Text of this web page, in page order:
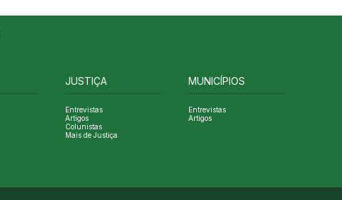
JUSTIÇA
Entrevistas
Artigos
Colunistas
Mais de Justiça
MUNICÍPIOS
Entrevistas
Artigos